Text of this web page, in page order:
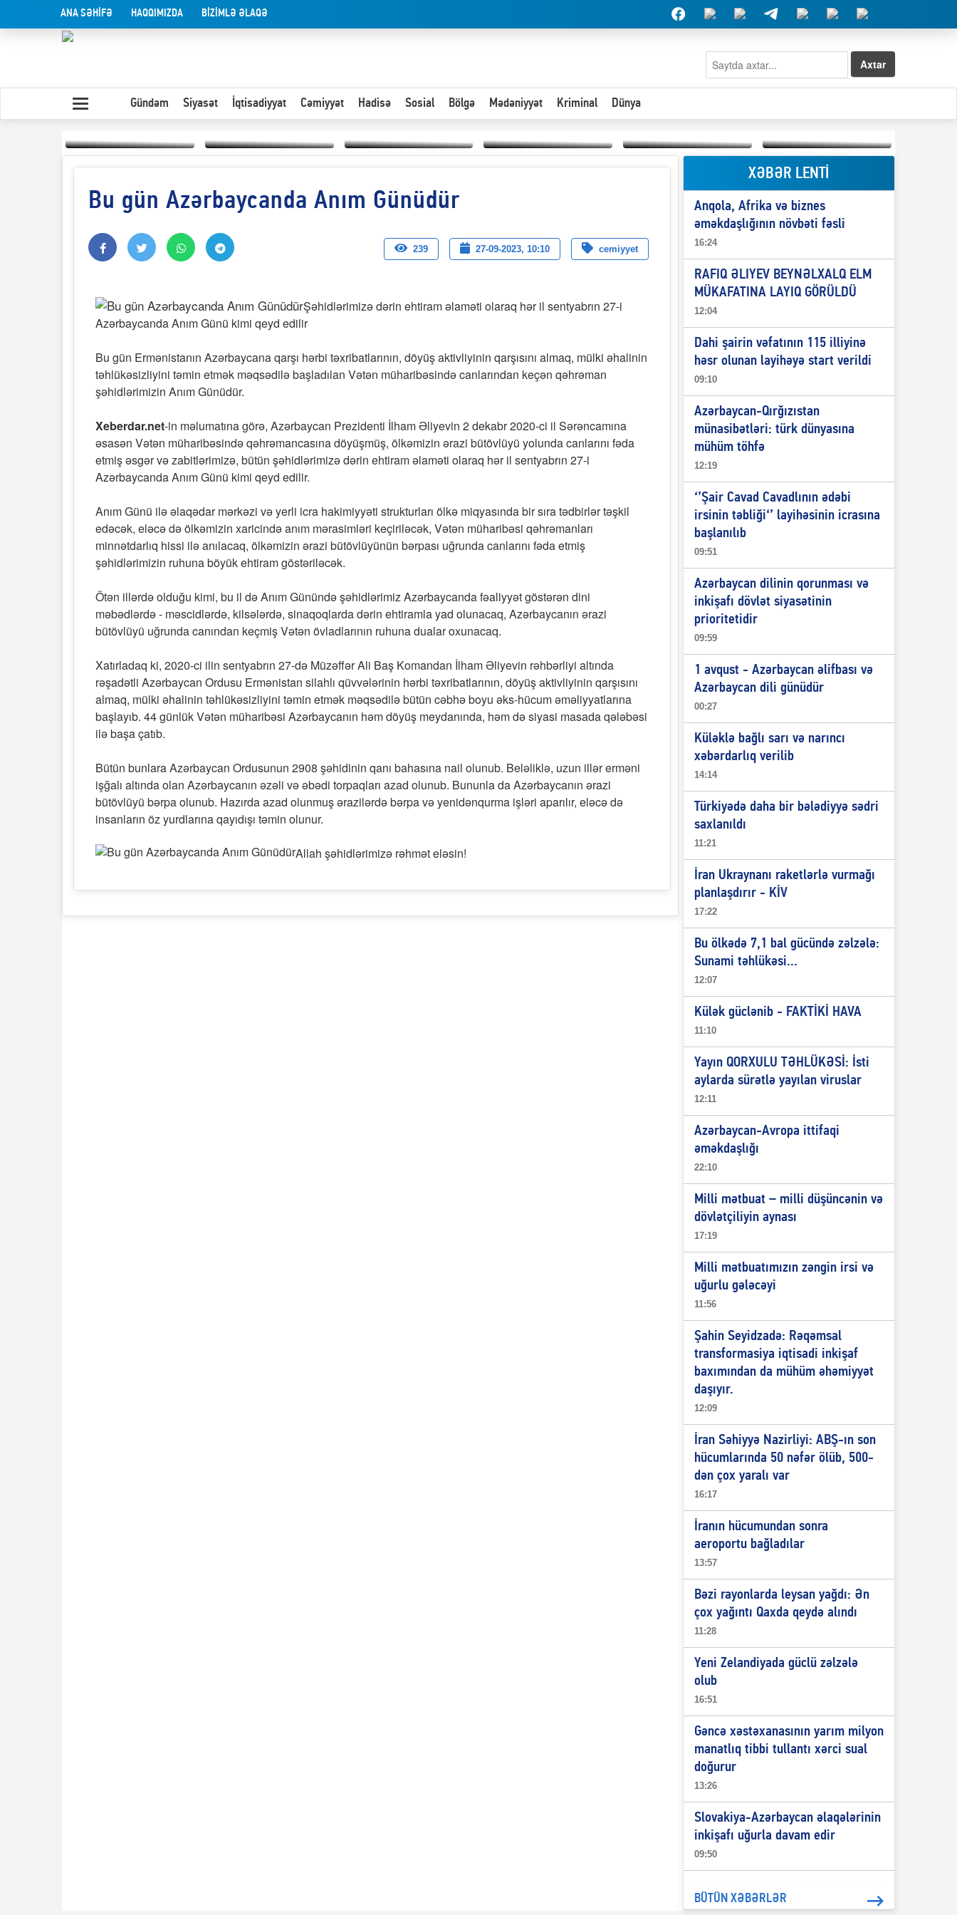
ANA SƏHİFƏ HAQQIMIZDA BİZİMLƏ ƏLAQƏ
Axtar
Gündəm Siyasət İqtisadiyyat Cəmiyyət Hadisə Sosial Bölgə Mədəniyyət Kriminal Dünya
Yaxın Şərqdəki
müharibənin qısa Olduğu kimi görünən
Paytaxta giriş vizası —
"Xoş gəldin, cibində
“Qeyri-səlis məntiq və
dil-nitq” elmimizə
Elşad Abdullayevin
erməniləri
maliyyələşdirən oğlu
niyə Azərbaycana
ekstradisiya olunmur?
Bu gün Azərbaycanda Anım Günüdür
239 27-09-2023, 10:10 cemiyyet
Şəhidlərimizə dərin ehtiram əlaməti olaraq hər il sentyabrın 27-i
Azərbaycanda Anım Günü kimi qeyd edilir
Bu gün Ermənistanın Azərbaycana qarşı hərbi təxribatlarının, döyüş aktivliyinin qarşısını almaq, mülki əhalinin
təhlükəsizliyini təmin etmək məqsədilə başladılan Vətən müharibəsində canlarından keçən qəhrəman
şəhidlərimizin Anım Günüdür.
Xeberdar.net-in məlumatına görə, Azərbaycan Prezidenti İlham Əliyevin 2 dekabr 2020-ci il Sərəncamına
əsasən Vətən müharibəsində qəhrəmancasına döyüşmüş, ölkəmizin ərazi bütövlüyü yolunda canlarını fəda
etmiş əsgər və zabitlərimizə, bütün şəhidlərimizə dərin ehtiram əlaməti olaraq hər il sentyabrın 27-i
Azərbaycanda Anım Günü kimi qeyd edilir.
Anım Günü ilə əlaqədar mərkəzi və yerli icra hakimiyyəti strukturları ölkə miqyasında bir sıra tədbirlər təşkil
edəcək, eləcə də ölkəmizin xaricində anım mərasimləri keçiriləcək, Vətən müharibəsi qəhrəmanları
minnətdarlıq hissi ilə anılacaq, ölkəmizin ərazi bütövlüyünün bərpası uğrunda canlarını fəda etmiş
şəhidlərimizin ruhuna böyük ehtiram göstəriləcək.
Ötən illərdə olduğu kimi, bu il də Anım Günündə şəhidlərimiz Azərbaycanda fəaliyyət göstərən dini
məbədlərdə - məscidlərdə, kilsələrdə, sinaqoqlarda dərin ehtiramla yad olunacaq, Azərbaycanın ərazi
bütövlüyü uğrunda canından keçmiş Vətən övladlarının ruhuna dualar oxunacaq.
Xatırladaq ki, 2020-ci ilin sentyabrın 27-də Müzəffər Ali Baş Komandan İlham Əliyevin rəhbərliyi altında
rəşadətli Azərbaycan Ordusu Ermənistan silahlı qüvvələrinin hərbi təxribatlarının, döyüş aktivliyinin qarşısını
almaq, mülki əhalinin təhlükəsizliyini təmin etmək məqsədilə bütün cəbhə boyu əks-hücum əməliyyatlarına
başlayıb. 44 günlük Vətən müharibəsi Azərbaycanın həm döyüş meydanında, həm də siyasi masada qələbəsi
ilə başa çatıb.
Bütün bunlara Azərbaycan Ordusunun 2908 şəhidinin qanı bahasına nail olunub. Beləliklə, uzun illər erməni
işğalı altında olan Azərbaycanın əzəli və əbədi torpaqları azad olunub. Bununla da Azərbaycanın ərazi
bütövlüyü bərpa olunub. Hazırda azad olunmuş ərazilərdə bərpa və yenidənqurma işləri aparılır, eləcə də
insanların öz yurdlarına qayıdışı təmin olunur.
Allah şəhidlərimizə rəhmət eləsin!
XƏBƏR LENTİ
Anqola, Afrika və biznes
əməkdaşlığının növbəti fəsli
16:24
RAFIQ ƏLIYEV BEYNƏLXALQ ELM
MÜKAFATINA LAYIQ GÖRÜLDÜ
12:04
Dahi şairin vəfatının 115 illiyinə
həsr olunan layihəyə start verildi
09:10
Azərbaycan-Qırğızıstan
münasibətləri: türk dünyasına
mühüm töhfə
12:19
‘’Şair Cavad Cavadlının ədəbi
irsinin təbliği‘’ layihəsinin icrasına
başlanılıb
09:51
Azərbaycan dilinin qorunması və
inkişafı dövlət siyasətinin
prioritetidir
09:59
1 avqust - Azərbaycan əlifbası və
Azərbaycan dili günüdür
00:27
Küləklə bağlı sarı və narıncı
xəbərdarlıq verilib
14:14
Türkiyədə daha bir bələdiyyə sədri
saxlanıldı
11:21
İran Ukraynanı raketlərlə vurmağı
planlaşdırır - KİV
17:22
Bu ölkədə 7,1 bal gücündə zəlzələ:
Sunami təhlükəsi...
12:07
Külək güclənib - FAKTİKİ HAVA
11:10
Yayın QORXULU TƏHLÜKƏSİ: İsti
aylarda sürətlə yayılan viruslar
12:11
Azərbaycan-Avropa ittifaqi
əməkdaşlığı
22:10
Milli mətbuat – milli düşüncənin və
dövlətçiliyin aynası
17:19
Milli mətbuatımızın zəngin irsi və
uğurlu gələcəyi
11:56
Şahin Seyidzadə: Rəqəmsal
transformasiya iqtisadi inkişaf
baxımından da mühüm əhəmiyyət
daşıyır.
12:09
İran Səhiyyə Nazirliyi: ABŞ-ın son
hücumlarında 50 nəfər ölüb, 500-
dən çox yaralı var
16:17
İranın hücumundan sonra
aeroportu bağladılar
13:57
Bəzi rayonlarda leysan yağdı: Ən
çox yağıntı Qaxda qeydə alındı
11:28
Yeni Zelandiyada güclü zəlzələ
olub
16:51
Gəncə xəstəxanasının yarım milyon
manatlıq tibbi tullantı xərci sual
doğurur
13:26
Slovakiya-Azərbaycan əlaqələrinin
inkişafı uğurla davam edir
09:50
BÜTÜN XƏBƏRLƏR